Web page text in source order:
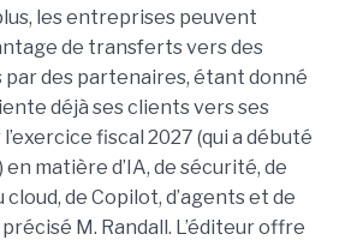
les entreprises peuvent
de transferts vers des
par des partenaires, étant donné
déjà ses clients vers ses
fiscal 2027 (qui a débuté
matière d’IA, de sécurité, de
de Copilot, d’agents et de
M. Randall. L’éditeur offre